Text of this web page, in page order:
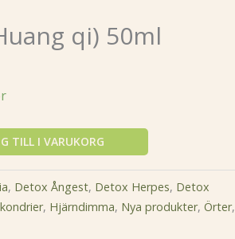
qi) 50ml
TILL I VARUKORG
, Detox Ångest, Detox Herpes, Detox
, Hjärndimma, Nya produkter, Örter,